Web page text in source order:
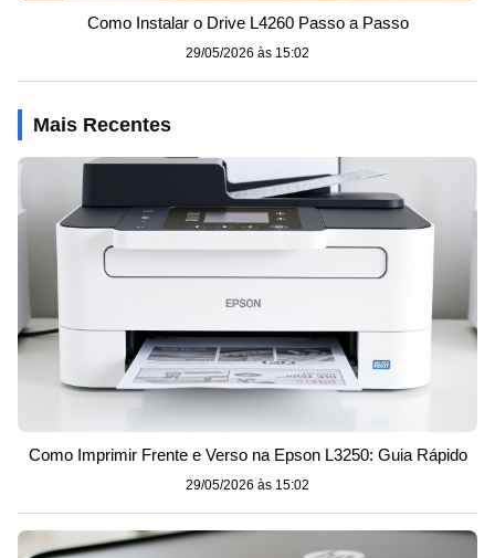
Como Instalar o Drive L4260 Passo a Passo
29/05/2026 às 15:02
Mais Recentes
Como Imprimir Frente e Verso na Epson L3250: Guia Rápido
29/05/2026 às 15:02